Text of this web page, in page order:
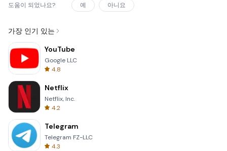
도움이 되었나요? 예 아니요
가장 인기 있는
YouTube
Google LLC
4.8
Netflix
Netflix, Inc.
4.2
Telegram
Telegram FZ-LLC
4.3